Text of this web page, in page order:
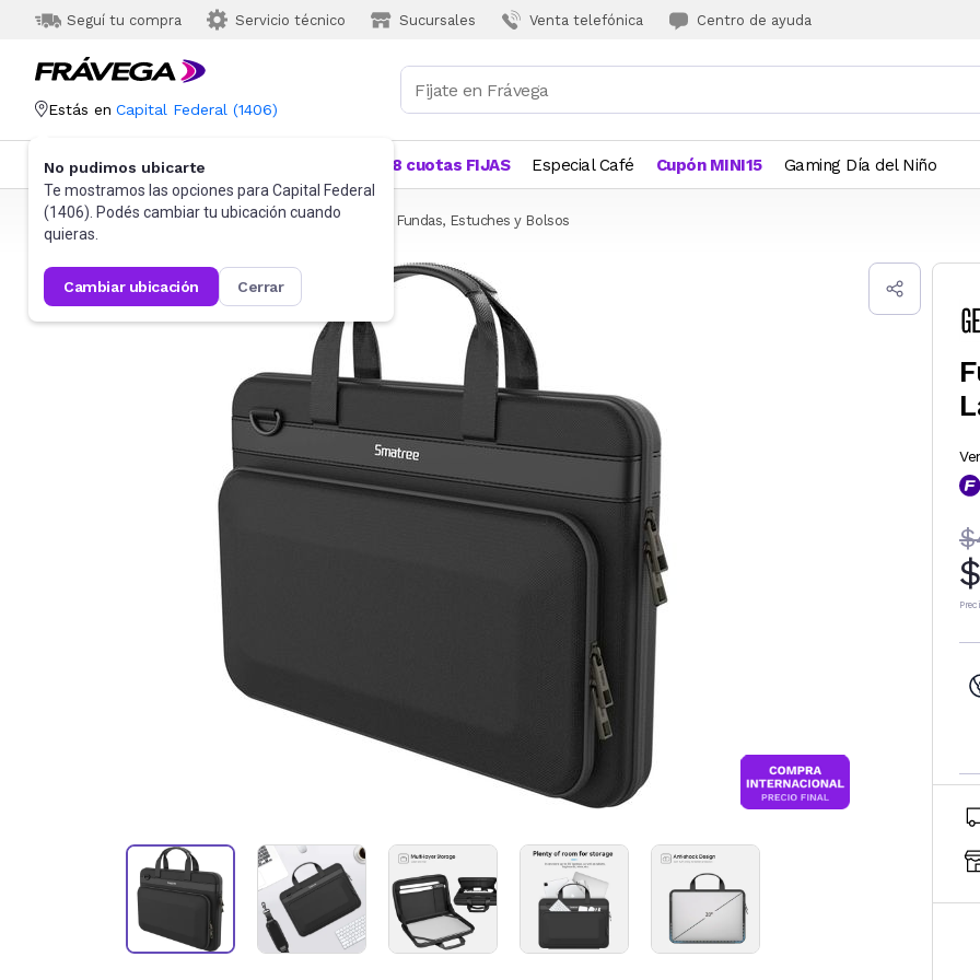
Seguí tu compra Servicio técnico Sucursales Venta telefónica Centro de ayuda
Estás en Capital Federal (1406)
No pudimos ubicarte
Te mostramos las opciones para Capital Federal
(1406). Podés cambiar tu ubicación cuando
quieras.
cambiar ubicación cerrar
Categorías Más Vendidos 18 cuotas FIJAS Especial Café Cupón MINI15 Gaming Día del Niño
Frávega Informática Accesorios de Informática Fundas, Estuches y Bolsos